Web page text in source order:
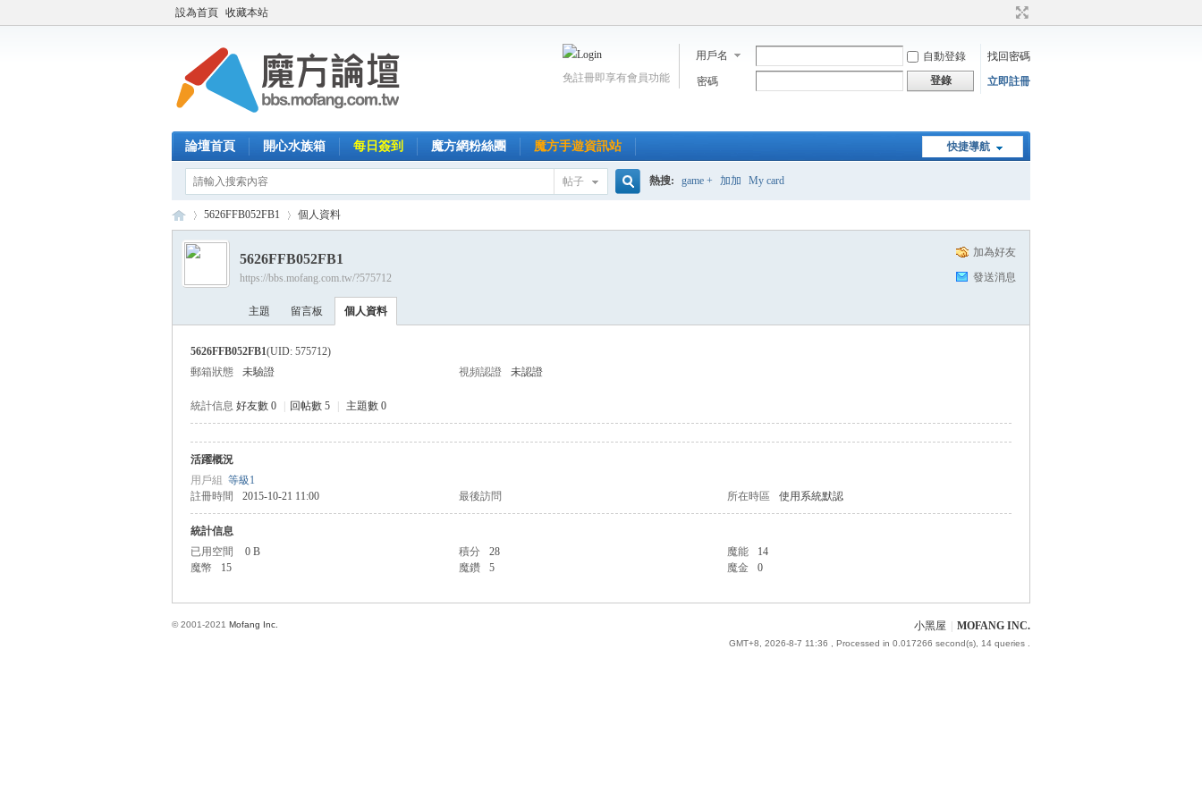
設為首頁 收藏本站
用戶名 自動登錄
找回密碼
密碼
登錄 立即註冊
免註冊即享有會員功能
快捷導航
論壇首頁 開心水族箱 每日簽到 魔方網粉絲團 魔方手遊資訊站
帖子 熱搜: game + 加加 My card
›
5626FFB052FB1 個人資料
加為好友
發送消息
5626FFB052FB1
https://bbs.mofang.com.tw/?575712
主題 留言板 個人資料
5626FFB052FB1(UID: 575712)
郵箱狀態
未驗證 視頻認證 未認證
統計信息 好友數 0 回帖數 5 主題數 0
活躍概況
用戶組 等級1
註冊時間
2015-10-21 11:00 最後訪問 所在時區 使用系統默認
統計信息
已用空間
0 B 積分 28 魔能
14
魔幣
15 魔鑽 5 魔金 0
小黑屋 MOFANG INC.
GMT+8, 2026-8-7 11:36 , Processed in 0.017266 second(s), 14 queries .
© 2001-2021 Mofang Inc.